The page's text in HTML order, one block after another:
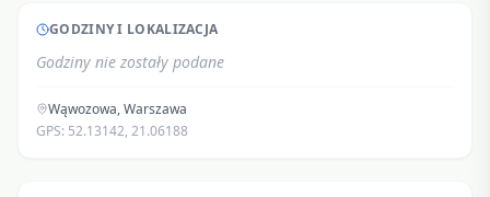
GODZINY I LOKALIZACJA
Godziny nie zostały podane
Wąwozowa,Warszawa
GPS: 52.13142, 21.06188